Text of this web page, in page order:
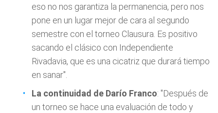
eso no nos garantiza la permanencia, pero nos
pone en un lugar mejor de cara al segundo
semestre con el torneo Clausura. Es positivo
sacando el clásico con Independiente
Rivadavia, que es una cicatriz que durará tiempo
en sanar".
La continuidad de Darío Franco: "Después de
un torneo se hace una evaluación de todo y